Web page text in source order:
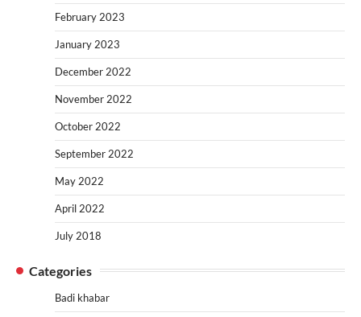
February 2023
January 2023
December 2022
November 2022
October 2022
September 2022
May 2022
April 2022
July 2018
Categories
Badi khabar